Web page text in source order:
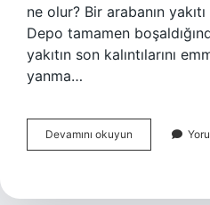
ne olur? Bir arabanın
Depo tamamen
yakıtın son kalıntılarını
yanma…
Devamını okuyun
Benzin
Mı